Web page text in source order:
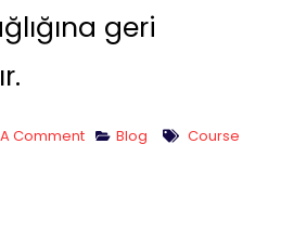
geri
CommentOn Blog Tags
Course